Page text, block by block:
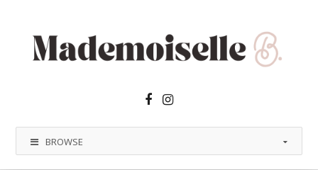
Facebook2
Instagram
BROWSE